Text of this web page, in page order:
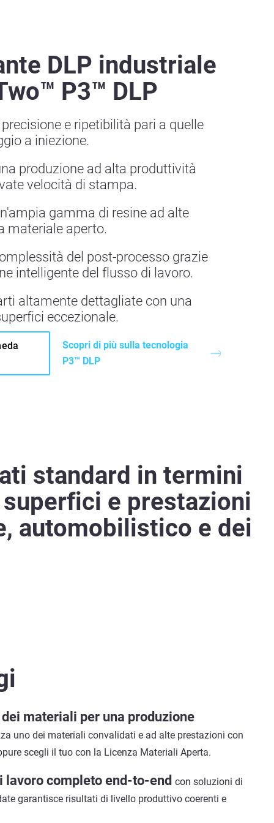
DLP industriale
P3™ DLP
e ripetibilità pari a quelle
a iniezione.
produzione ad alta produttività
velocità di stampa.
gamma di resine ad alte
materiale aperto.
del post-processo grazie
intelligente del flusso di lavoro.
altamente dettagliate con una
eccezionale.
Scopri di più sulla tecnologia
P3™ DLP
standard in termini
e prestazioni
automobilistico e dei
materiali per una produzione
uno dei materiali convalidati e ad alte prestazioni con
scegli il tuo con la Licenza Materiali Aperta.
lavoro completo end-to-end con soluzioni di
garantisce risultati di livello produttivo coerenti e